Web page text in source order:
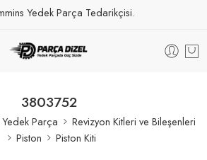
Yedek Parça Tedarikçisi.
3803752
Parça
Revizyon Kitleri ve Bileşenleri
Piston
Piston Kiti